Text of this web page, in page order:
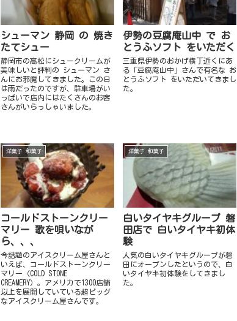
シューマン 静岡 の 焼き
たてシュー
静岡市の高松にシュークリームが
美味しいと評判の シューマン さ
んにお邪魔してきました。この日
は雨だったのですが、駐車場がい
っぱいで店内にはたくさんのお客
さんがいらっしゃいました。
伊勢の豆腐庵山中 で お
とうふソフト をいただく
三重県伊勢のおかげ横丁近くにあ
る「豆腐庵山中」さんで有名な お
とうふソフト をいただいてきまし
た。
洋菓子 和菓子
コールドストーンクリー
マリー 歌を唄いなが
ら、、、
今話題のアイスクリーム屋さんと
いえば、コールドストーンクリー
マリー（COLD STONE
CREAMERY）。アメリカで1300店舗
以上を展開していている超ビッグ
なアイスクリーム屋さんです。
洋菓子 和菓子
白いタイヤキグループ 磐
田店で 白いタイヤキ初体
験
人気の白いタイヤキグループが磐
田にオープンしたというので、白
いタイヤキ初体験をしてきまし
た。